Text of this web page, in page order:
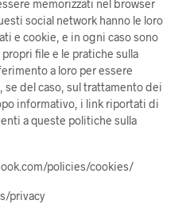
memorizzati nel browser
social network hanno le loro
e cookie, e in ogni caso sono
file e le pratiche sulla
a loro per essere
del caso, sul trattamento dei
informativo, i link riportati di
a queste politiche sulla
policies/cookies/
privacy